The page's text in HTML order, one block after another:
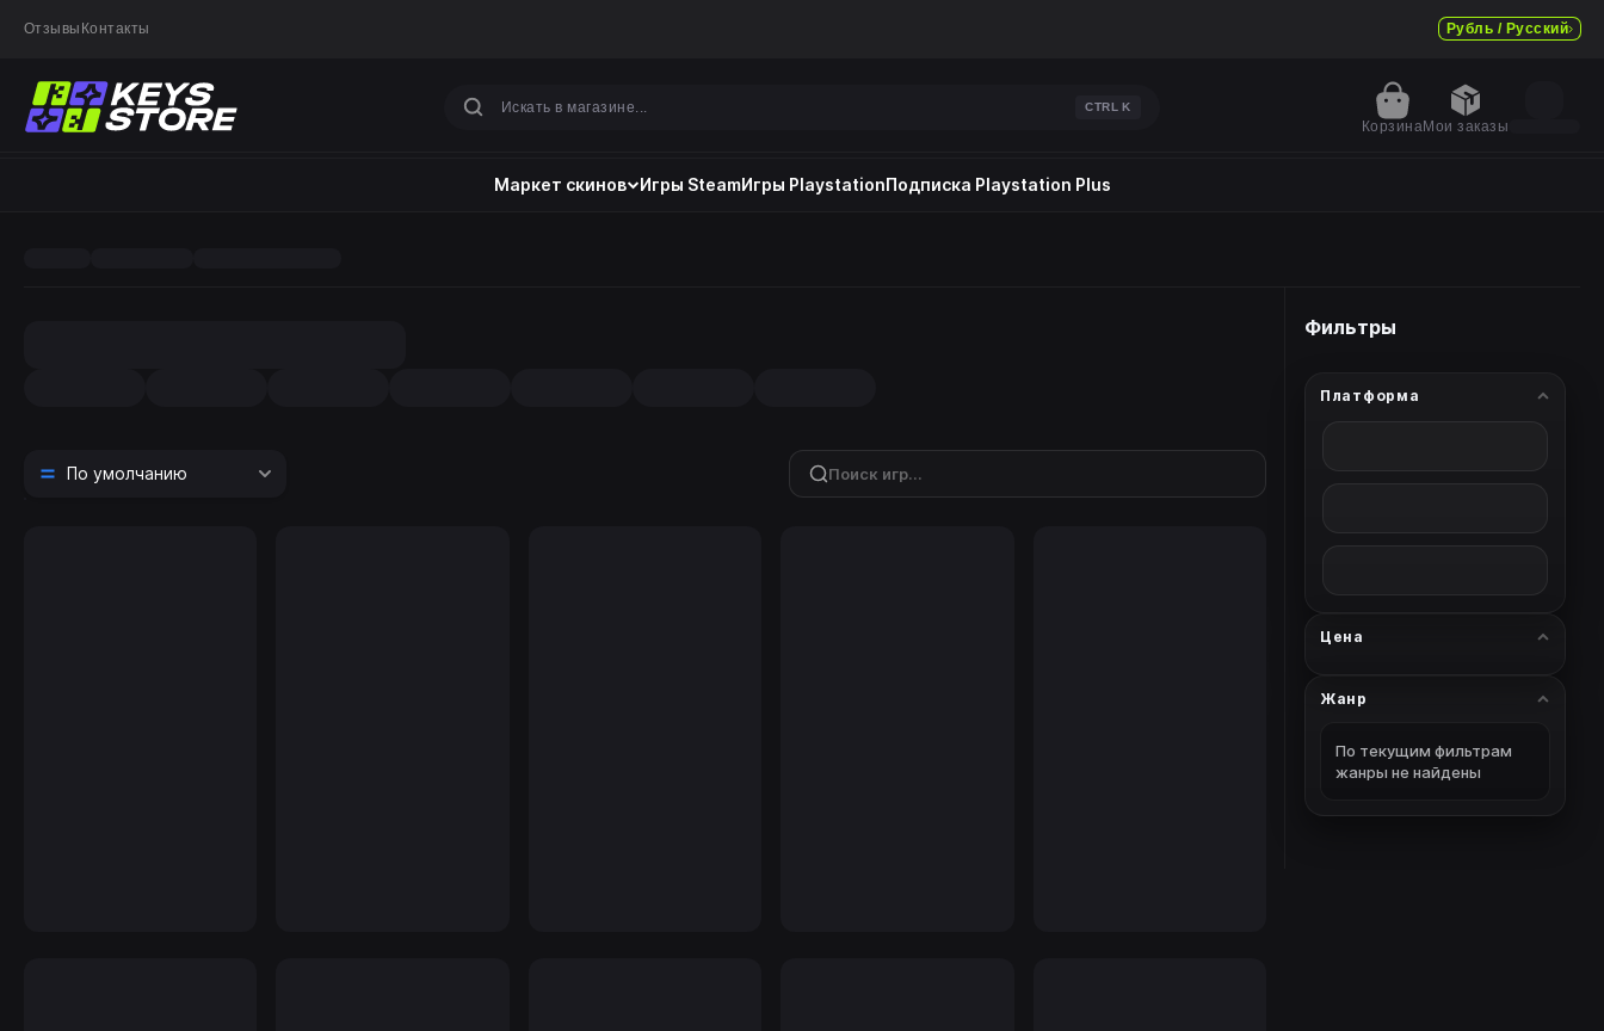
Отзывы Контакты Рубль / Русский
CTRL K
КорзинаМои заказы
Маркет скинов Игры SteamИгры PlaystationПодписка Playstation Plus
По умолчанию
Фильтры
Платформа
Цена
Жанр
По текущим фильтрам
жанры не найдены